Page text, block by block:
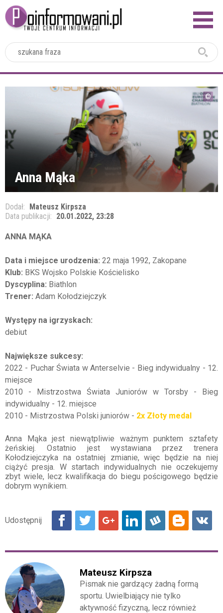
Anna Mąka
Dodał: Mateusz Kirpsza
Data publikacji: 20.01.2022, 23:28
ANNA MĄKA
Data i miejsce urodzenia: 22 maja 1992, Zakopane
Klub: BKS Wojsko Polskie Kościelisko
Dyscyplina: Biathlon
Trener: Adam Kołodziejczyk
Występy na igrzyskach:
debiut
Największe sukcesy:
2022 - Puchar Świata w Anterselvie - Bieg indywidualny - 12.
miejsce
2010 - Mistrzostwa Świata Juniorów w Torsby - Bieg
indywidualny - 12. miejsce
2010 - Mistrzostwa Polski juniorów - 2x Złoty medal
Anna Mąka jest niewątpliwie ważnym punktem sztafety
żeńskiej. Ostatnio jest wystawiana przez trenera
Kołodziejczyka na ostatniej zmianie, więc będzie na niej
ciążyć presja. W startach indywidualnych nie oczekujemy
zbyt wiele, lecz kwalifikacja do biegu pościgowego będzie
dobrym wynikiem.
Mateusz Kirpsza
Pismak nie gardzący żadną formą
sportu. Uwielbiający nie tylko
aktywność fizyczną, lecz również